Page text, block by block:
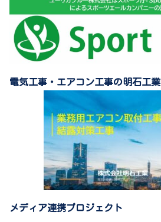
電気工事・エアコン工事の明石工業
メディア連携プロジェクト